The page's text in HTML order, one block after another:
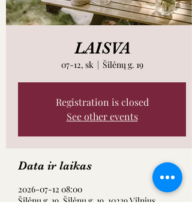
LAISVA
07-12, sk
  |
Šilėnų g. 19
Registration is closed
See other events
Data ir laikas
2026-07-12 08:00
Šilėnų g. 19, Šilėnų g. 19, 10239 Vilnius,